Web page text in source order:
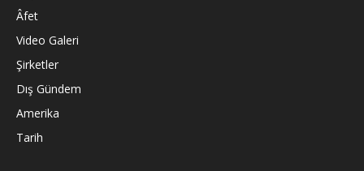
Âfet
Video Galeri
Şirketler
Dış Gündem
Amerika
Tarih